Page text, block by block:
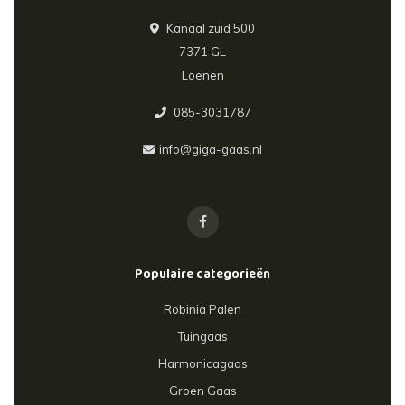
Kanaal zuid 500
7371 GL
Loenen
085-3031787
info@giga-gaas.nl
Populaire categorieën
Robinia Palen
Tuingaas
Harmonicagaas
Groen Gaas